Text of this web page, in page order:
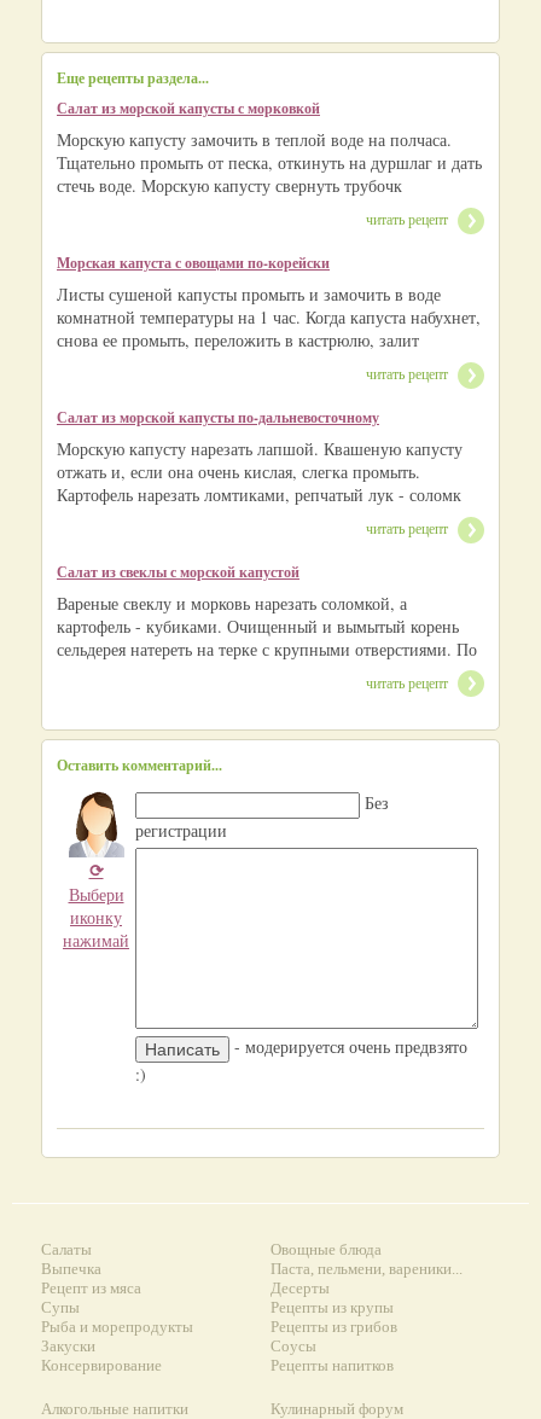
Еще рецепты раздела...
Салат из морской капусты с морковкой
Морскую капусту замочить в теплой воде на полчаса.
Тщательно промыть от песка, откинуть на дуршлаг и дать
стечь воде. Морскую капусту свернуть трубочк
читать рецепт
Морская капуста с овощами по-корейски
Листы сушеной капусты промыть и замочить в воде
комнатной температуры на 1 час. Когда капуста набухнет,
снова ее промыть, переложить в кастрюлю, залит
читать рецепт
Салат из морской капусты по-дальневосточному
Морскую капусту нарезать лапшой. Квашеную капусту
отжать и, если она очень кислая, слегка промыть.
Картофель нарезать ломтиками, репчатый лук - соломк
читать рецепт
Салат из свеклы с морской капустой
Вареные свеклу и морковь нарезать соломкой, а
картофель - кубиками. Очищенный и вымытый корень
сельдерея натереть на терке с крупными отверстиями. По
читать рецепт
Оставить комментарий...
⟳
Выбери
иконку
нажимай
Без
регистрации
- модерируется очень предвзято
:)
Салаты
Выпечка
Рецепт из мяса
Супы
Рыба и морепродукты
Закуски
Консервирование
Овощные блюда
Паста, пельмени, вареники...
Десерты
Рецепты из крупы
Рецепты из грибов
Соусы
Рецепты напитков
Алкогольные напитки Кулинарный форум